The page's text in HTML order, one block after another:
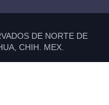
DE NORTE DE
CHIH. MEX.